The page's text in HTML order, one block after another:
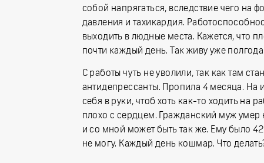
собой напрягаться, вследствие чего на
давления и тахикардия.
выходить в людные места. Кажется, что
почти каждый день. Так живу уже полгода.
С работы чуть не уволили, так как там
антидепрессанты. Пропила 4 месяца. На
себя в руки, чтоб хоть как-то ходить на
плохо с сердцем. Гражданский муж умер
и со мной может быть так же. Ему было
не могу. Каждый день кошмар. Что